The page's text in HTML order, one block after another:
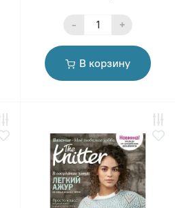
- +
В корзину